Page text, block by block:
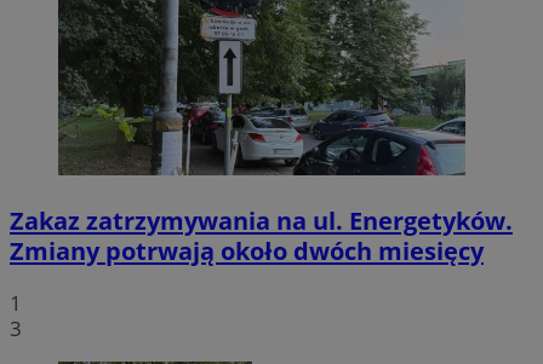
Zakaz zatrzymywania na ul. Energetyków.
Zmiany potrwają około dwóch miesięcy
1
3